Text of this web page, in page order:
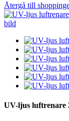
Återgå till
UV-ljus luftrenare